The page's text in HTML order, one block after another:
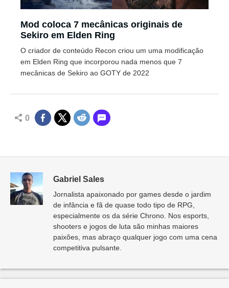
Mod coloca 7 mecânicas originais de
Sekiro em Elden Ring
O criador de conteúdo Recon criou um uma modificação
em Elden Ring que incorporou nada menos que 7
mecânicas de Sekiro ao GOTY de 2022
0
Gabriel Sales
Jornalista apaixonado por games desde o jardim
de infância e fã de quase todo tipo de RPG,
especialmente os da série Chrono. Nos esports,
shooters e jogos de luta são minhas maiores
paixões, mas abraço qualquer jogo com uma cena
competitiva pulsante.